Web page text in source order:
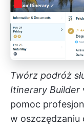
Twórz podróż
Itinerary Builder
pomoc
w oszczędzaniu